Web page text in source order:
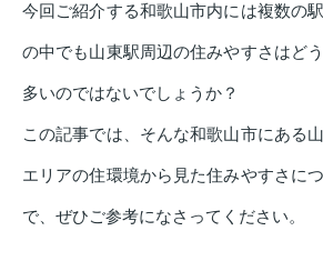
今回ご紹介する和歌山市内には複数の
の中でも山東駅周辺の住みやすさはど
多いのではないでしょうか？
この記事では、そんな和歌山市にある
エリアの住環境から見た住みやすさに
で、ぜひご参考になさってください。